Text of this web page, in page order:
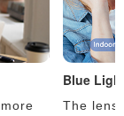
Blue
The